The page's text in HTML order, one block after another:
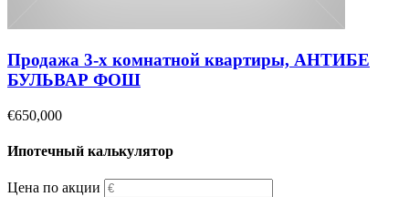
Продажа 3-х комнатной квартиры, АНТИБЕ
БУЛЬВАР ФОШ
€650,000
Ипотечный калькулятор
Цена по акции